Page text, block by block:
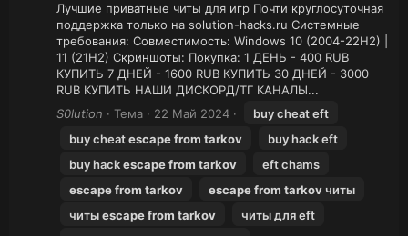
Лучшие приватные читы для игр Почти круглосуточная
поддержка только на solution-hacks.ru Системные
требования: Совместимость: Windows 10 (2004-22H2) |
11 (21H2) Скриншоты: Покупка: 1 ДЕНЬ - 400 RUB
КУПИТЬ 7 ДНЕЙ - 1600 RUB КУПИТЬ 30 ДНЕЙ - 3000
RUB КУПИТЬ НАШИ ДИСКОРД/ТГ КАНАЛЫ...
S0lution
Тема 22 Май 2024
buy cheat eft
buy cheatescapefrom tarkov
buy hack eft
buy hackescapefrom tarkov
eft chams
escapefrom tarkov escapefrom tarkovчиты
читыescapefrom tarkov
читы для eft